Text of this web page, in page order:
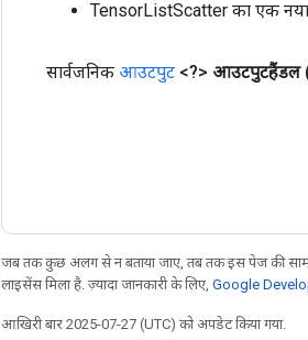
TensorListScatter का एक
सार्वजनिक आउटपुट <?> आउटपुटहैंडल
जब तक कुछ अलग से न बताया जाए, तब तक इस पेज की
लाइसेंस मिला है. ज़्यादा जानकारी के लिए, Google
आखिरी बार 2025-07-27 (UTC) को अपडेट किया गया.